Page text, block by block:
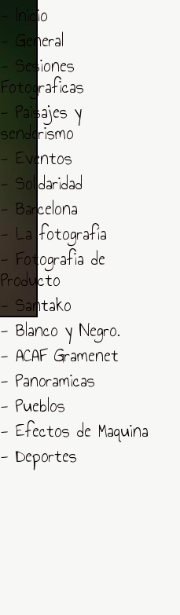
- Inicio
- General
- Sesiones
Fotograficas
- Paisajes y
senderismo
- Eventos
- Solidaridad
- Barcelona
- La fotografía
- Fotografia de
Producto
- Santako
- Blanco y Negro.
- ACAF Gramenet
- Panoramicas
- Pueblos
- Efectos de Maquina
- Deportes